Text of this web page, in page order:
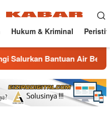
Hukum & Kriminal
Air Bersih untuk